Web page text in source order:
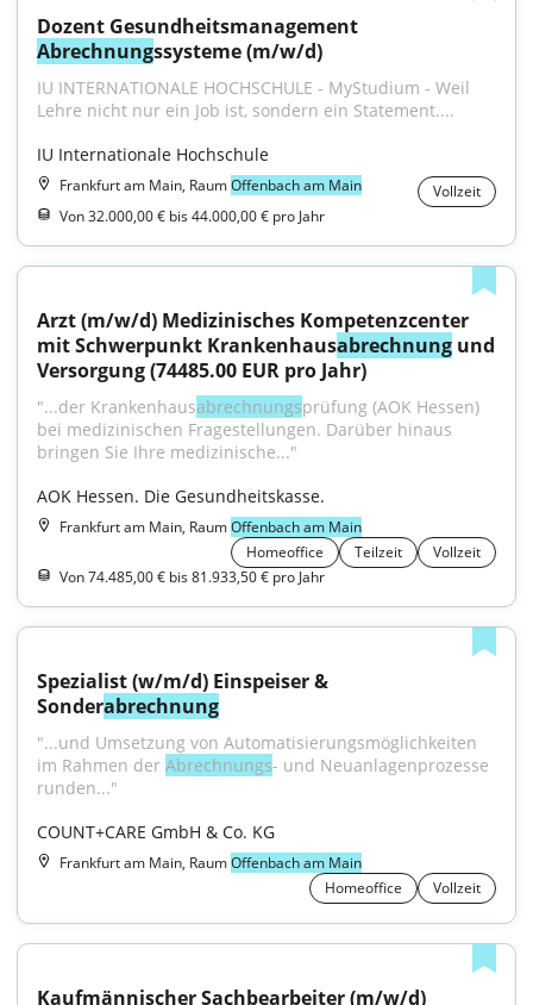
Abrechnungssysteme (m/w/d)
IU INTERNATIONALE HOCHSCHULE - MyStudium - Weil
Lehre nicht nur ein Job ist, sondern ein Statement....
IU Internationale Hochschule
Frankfurt am Main, RaumOffenbach am Main
Vollzeit
Von 32.000,00 € bis 44.000,00 € pro Jahr
Arzt (m/w/d) Medizinisches Kompetenzcenter
mit Schwerpunkt Krankenhausabrechnung und
Versorgung (74485.00 EUR pro Jahr)
"...der Kranken­haus­abrechnungs­prüfung (AOK Hessen)
bei medizinischen Frage­stellungen. Darüber hinaus
bringen Sie Ihre medizinische..."
AOK Hessen. Die Gesundheitskasse.
Frankfurt am Main, RaumOffenbach am Main
Homeoffice
Teilzeit
Vollzeit
Von 74.485,00 € bis 81.933,50 € pro Jahr
Spezialist (w/m/d) Einspeiser &
Sonderabrechnung
"...und Umsetzung von Automatisierungsmöglichkeiten
im Rahmen der Abrechnungs- und Neuanlagenprozesse
runden..."
COUNT+CARE GmbH & Co. KG
Frankfurt am Main, RaumOffenbach am Main
Homeoffice
Vollzeit
Kaufmännischer Sachbearbeiter (m/w/d)